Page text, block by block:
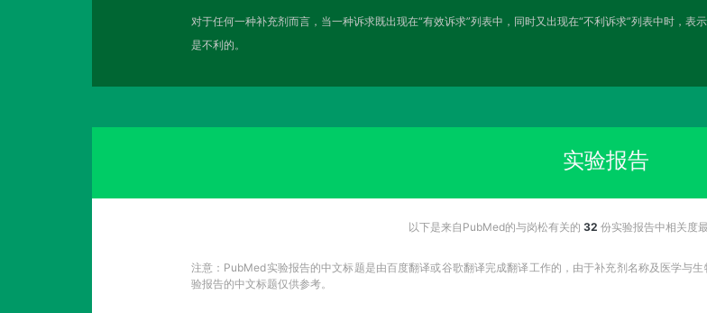
对于任何一种补充剂而言，当一种诉求既出现在“有效诉求”列表中，同时又出现在“不利诉求”列表中时，
是不利的。
实验报告
以下是来自PubMed的与岗松有关的 32 份实验报告中相关度
注意：PubMed实验报告的中文标题是由百度翻译或谷歌翻译完成翻译工作的，由于补充剂名称及医学与
验报告的中文标题仅供参考。